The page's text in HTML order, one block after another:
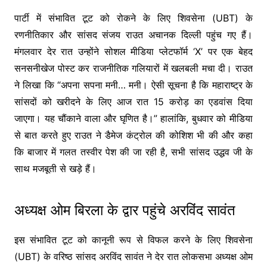
पार्टी में संभावित टूट को रोकने के लिए शिवसेना (UBT) के
रणनीतिकार और सांसद संजय राउत अचानक दिल्ली पहुंच गए हैं।
मंगलवार देर रात उन्होंने सोशल मीडिया प्लेटफॉर्म ‘X’ पर एक बेहद
सनसनीखेज पोस्ट कर राजनीतिक गलियारों में खलबली मचा दी। राउत
ने लिखा कि “अपना सपना मनी… मनी। ऐसी सूचना है कि महाराष्ट्र के
सांसदों को खरीदने के लिए आज रात 15 करोड़ का एडवांस दिया
जाएगा। यह चौंकाने वाला और घृणित है।” हालांकि, बुधवार को मीडिया
से बात करते हुए राउत ने डैमेज कंट्रोल की कोशिश भी की और कहा
कि बाजार में गलत तस्वीर पेश की जा रही है, सभी सांसद उद्धव जी के
साथ मजबूती से खड़े हैं।
अध्यक्ष ओम बिरला के द्वार पहुंचे अरविंद सावंत
इस संभावित टूट को कानूनी रूप से विफल करने के लिए शिवसेना
(UBT) के वरिष्ठ सांसद अरविंद सावंत ने देर रात लोकसभा अध्यक्ष ओम